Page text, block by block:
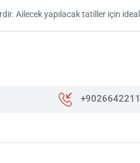
Ailecek yapılacak tatiller için